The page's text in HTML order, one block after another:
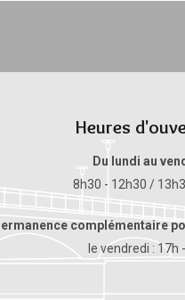
Heures
Du lundi au
8h30 - 12h30 /
complémentaire
le vendredi : 17h